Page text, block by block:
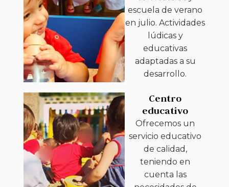
escuela de verano
en julio. Actividades
lúdicas y
educativas
adaptadas a su
desarrollo.
Centro
educativo
Ofrecemos un
servicio educativo
de calidad,
teniendo en
cuenta las